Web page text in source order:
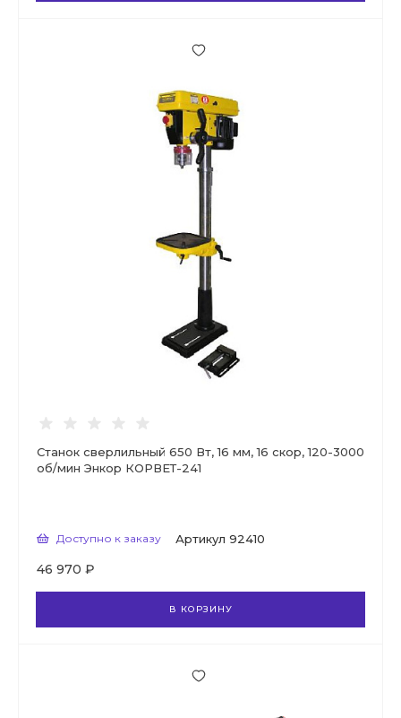
Станок сверлильный 650 Вт, 16 мм, 16 скор, 120-3000
об/мин Энкор КОРВЕТ-241
Доступно к заказу Артикул 92410
46 970 ₽
В КОРЗИНУ